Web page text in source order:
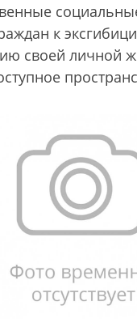
к
своей личной